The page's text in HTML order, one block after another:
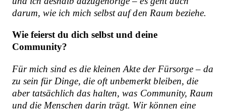
darum, wie ich mich selbst auf den Raum beziehe.
Wie feierst du dich selbst und deine
Community?
Für mich sind es die kleinen Akte der Fürsorge – da
zu sein für Dinge, die oft unbemerkt bleiben, die
aber tatsächlich das halten, was Community, Raum
und die Menschen darin trägt. Wir können eine